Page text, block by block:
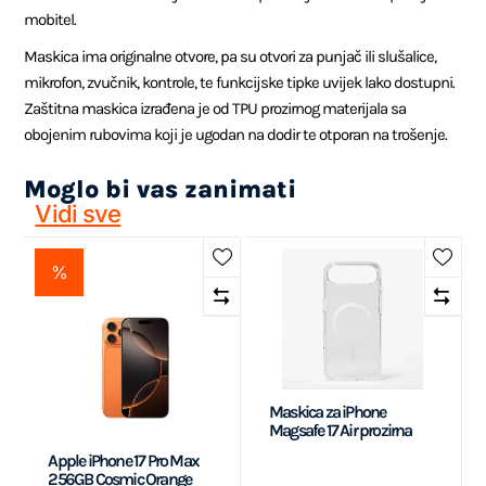
mobitel.
Maskica ima originalne otvore, pa su otvori za punjač ili slušalice,
mikrofon, zvučnik, kontrole, te funkcijske tipke uvijek lako dostupni.
Zaštitna maskica izrađena je od TPU prozirnog materijala sa
obojenim rubovima koji je ugodan na dodir te otporan na trošenje.
Moglo bi vas zanimati
Vidi sve
%
Apple iPhone 17 Pro Max
256GB Cosmic Orange
Maskica za iPhone
Magsafe 17 Air prozirna